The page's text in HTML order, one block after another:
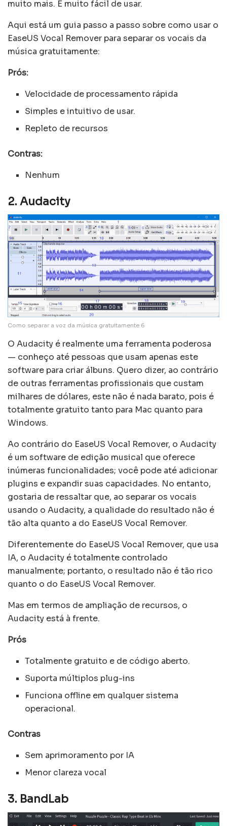
muito mais. É muito fácil de usar.
Aqui está um guia passo a passo sobre como usar o
EaseUS Vocal Remover para separar os vocais da
música gratuitamente:
Prós:
Velocidade de processamento rápida
Simples e intuitivo de usar.
Repleto de recursos
Contras:
Nenhum
2. Audacity
Como separar a voz da música gratuitamente 6
O Audacity é realmente uma ferramenta poderosa
— conheço até pessoas que usam apenas este
software para criar álbuns. Quero dizer, ao contrário
de outras ferramentas profissionais que custam
milhares de dólares, este não é nada barato, pois é
totalmente gratuito tanto para Mac quanto para
Windows.
Ao contrário do EaseUS Vocal Remover, o Audacity
é um software de edição musical que oferece
inúmeras funcionalidades; você pode até adicionar
plugins e expandir suas capacidades. No entanto,
gostaria de ressaltar que, ao separar os vocais
usando o Audacity, a qualidade do resultado não é
tão alta quanto a do EaseUS Vocal Remover.
Diferentemente do EaseUS Vocal Remover, que usa
IA, o Audacity é totalmente controlado
manualmente; portanto, o resultado não é tão rico
quanto o do EaseUS Vocal Remover.
Mas em termos de ampliação de recursos, o
Audacity está à frente.
Prós
Totalmente gratuito e de código aberto.
Suporta múltiplos plug-ins
Funciona offline em qualquer sistema
operacional.
Contras
Sem aprimoramento por IA
Menor clareza vocal
3. BandLab